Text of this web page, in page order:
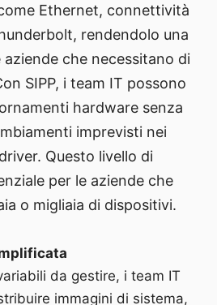
Ethernet, connettività
rendendolo una
aziende che necessitano di
SIPP, i team IT possono
hardware senza
imprevisti nei
Questo livello di
per le aziende che
o migliaia di dispositivi.
da gestire, i team IT
immagini di sistema,